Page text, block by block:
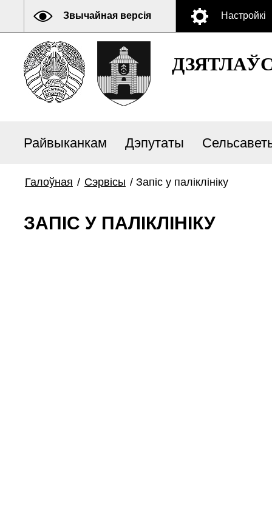
Звычайная версія Настройкі
Райвыканкам Дэпутаты
Галоўная / Сэрвісы / Запіс у паліклініку
ЗАПІС У ПАЛІКЛІНІКУ